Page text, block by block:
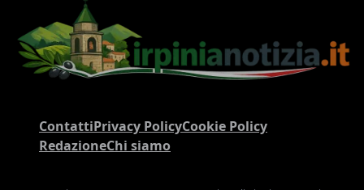
ContattiPrivacy PolicyCookie Policy
RedazioneChi siamo